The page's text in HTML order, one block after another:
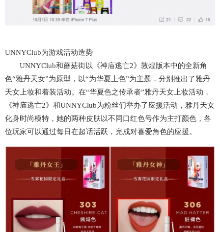
UNNYClub为游戏活动造势
UNNYClub和蘑菇街以《神庙逃亡2》敦煌版本中的全新角
色“雅丹天女”为原型，以“为华夏上色”为主题，分别推出了雅丹
天女上妆和着装活动。在“华夏色之传承者”雅丹天女上妆活动，
《神庙逃亡2》和UNNYClub为粉丝们举办了应援活动，雅丹天女
化身时尚模特，她的两种皮肤以不同口红色号作为主打颜色，各
位玩家可以通过每日在超话活跃，完成对喜爱角色的应援。